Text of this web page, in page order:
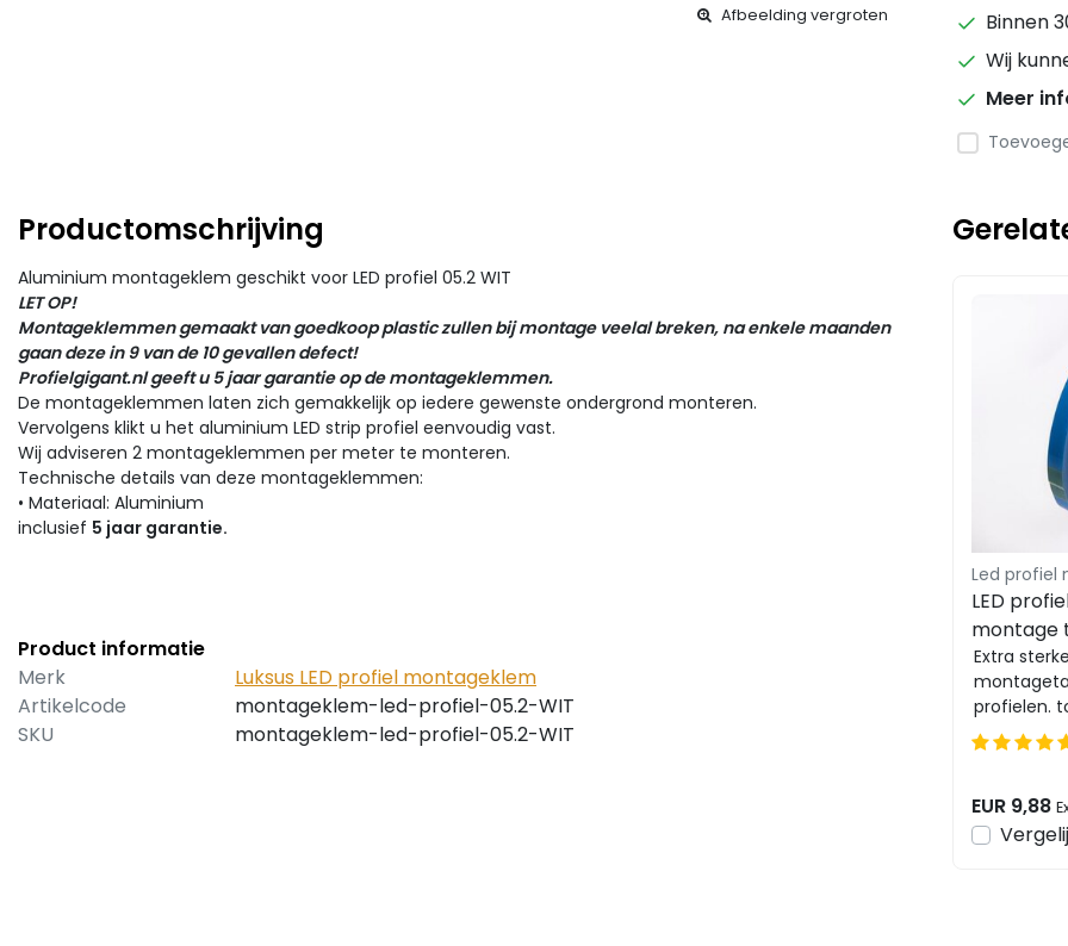
Afbeelding vergroten
Binnen
Wij
Meer
Productomschrijving
Aluminium montageklem geschikt voor LED profiel 05.2 WIT
LET OP!
Montageklemmen gemaakt van goedkoop plasticzullen bij montage veelal breken, na enkele maanden
gaan deze in 9 van de 10 gevallen defect!
Profielgigant.nl geeft u 5 jaar garantie op de montageklemmen.
De montageklemmen laten zich gemakkelijk op iedere gewenste ondergrond monteren.
Vervolgens klikt u het aluminium LED strip profiel eenvoudig vast.
Wij adviseren 2 montageklemmen per meter te monteren.
Technische details van deze montageklemmen:
• Materiaal: Aluminium
inclusief 5 jaar garantie.
Product informatie
Merk
Luksus LED profiel montageklem
Artikelcode
montageklem-led-profiel-05.2-WIT
SKU
montageklem-led-profiel-05.2-WIT
Led profiel
LED
montage
meter
Extra
profielen.
op vlakke
12mm
EUR 9,88